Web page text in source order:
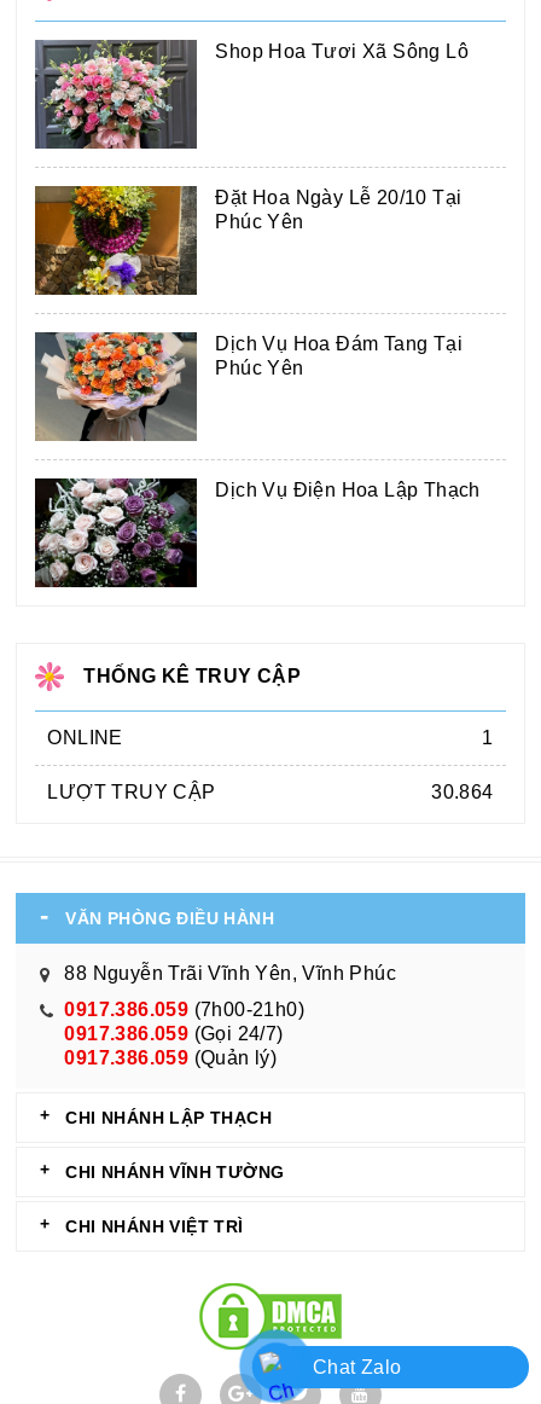
Shop Hoa Tươi Xã Sông Lô
Đặt Hoa Ngày Lễ 20/10 Tại
Phúc Yên
Dịch Vụ Hoa Đám Tang Tại
Phúc Yên
Dịch Vụ Điện Hoa Lập Thạch
THỐNG KÊ TRUY CẬP
ONLINE 1
LƯỢT TRUY CẬP 30.864
VĂN PHÒNG ĐIỀU HÀNH
88 Nguyễn Trãi Vĩnh Yên, Vĩnh Phúc
0917.386.059 (7h00-21h0)
0917.386.059 (Gọi 24/7)
0917.386.059 (Quản lý)
CHI NHÁNH LẬP THẠCH
CHI NHÁNH VĨNH TƯỜNG
CHI NHÁNH VIỆT TRÌ
Chat Zalo